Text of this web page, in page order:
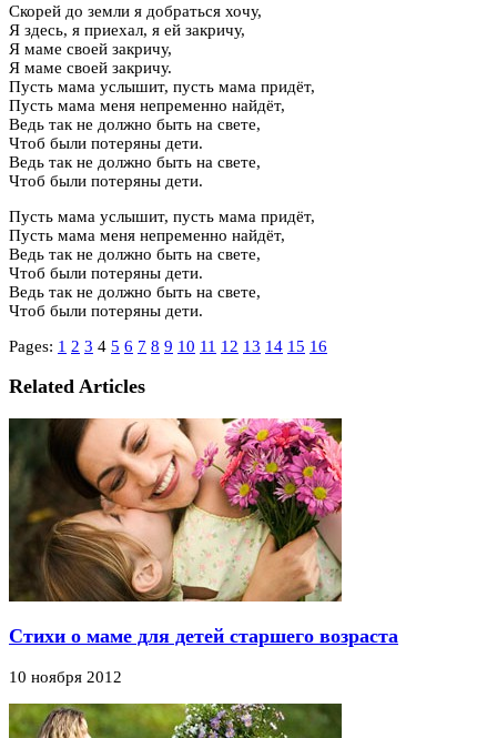
Скорей до земли я добраться хочу,
Я здесь, я приехал, я ей закричу,
Я маме своей закричу,
Я маме своей закричу.
Пусть мама услышит, пусть мама придёт,
Пусть мама меня непременно найдёт,
Ведь так не должно быть на свете,
Чтоб были потеряны дети.
Ведь так не должно быть на свете,
Чтоб были потеряны дети.
Пусть мама услышит, пусть мама придёт,
Пусть мама меня непременно найдёт,
Ведь так не должно быть на свете,
Чтоб были потеряны дети.
Ведь так не должно быть на свете,
Чтоб были потеряны дети.
Pages: 1 2 3 4 5 6 7 8 9 10 11 12 13 14 15 16
Related Articles
Стихи о маме для детей старшего возраста
10 ноября 2012